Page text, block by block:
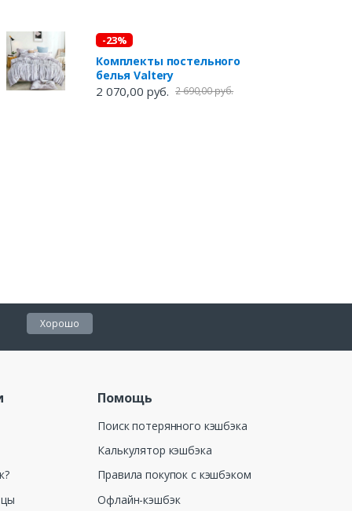
-23%
Комплекты постельного
белья Valtery
2 070,00 руб. 2 690,00 руб.
Хорошо
Помощь
Поиск потерянного кэшбэка
Калькулятор кэшбэка
Правила покупок с кэшбэком
Офлайн-кэшбэк